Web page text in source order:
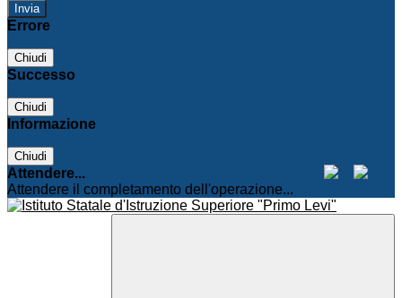
Errore
Chiudi
Successo
Chiudi
Informazione
Chiudi
Attendere...
Attendere il completamento dell'operazione...